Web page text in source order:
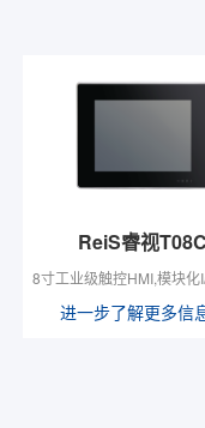
ReiS睿视T08C
8寸工业级触控HMI,模块化
进一步了解更多信